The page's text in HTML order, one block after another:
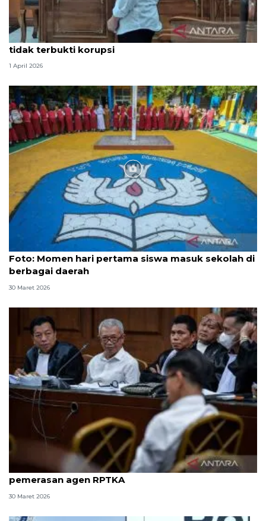
Hakim PN Medan vonis bebas Amsal Sitepu karena
tidak terbukti korupsi
1 April 2026
Foto: Momen hari pertama siswa masuk sekolah di
berbagai daerah
30 Maret 2026
8 ASN Kemenaker hadapi sidang tuntutan kasus
pemerasan agen RPTKA
30 Maret 2026